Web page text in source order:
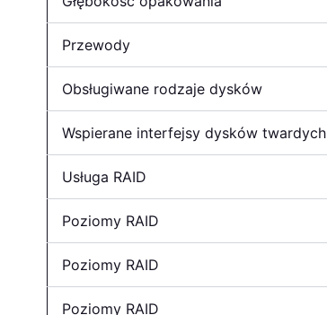
Przewody
Obsługiwane rodzaje dysków
Wspierane interfejsy dysków twardych
Usługa RAID
Poziomy RAID
Poziomy RAID
Poziomy RAID